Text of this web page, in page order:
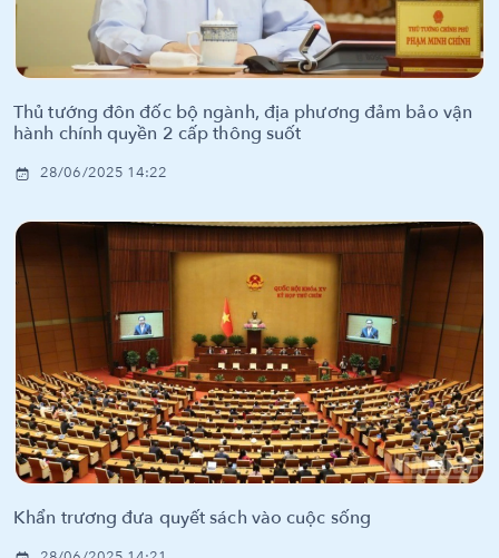
Thủ tướng đôn đốc bộ ngành, địa phương đảm bảo vận
hành chính quyền 2 cấp thông suốt
28/06/2025 14:22
Khẩn trương đưa quyết sách vào cuộc sống